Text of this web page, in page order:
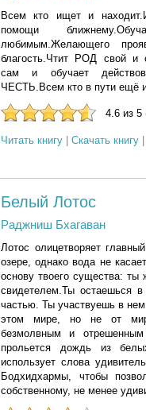
Всем кто ищет и
помощи
любимым.Желающего
благость.Чтит РОД свой и
сам и обучает
ЧЕСТЬ.Всем кто в пути ещё
4.6 из 5
Читать книгу Скачать книгу
Белый Лотос
Раджниш Бхагаван
Лотос олицетворяет
озере, однако вода не
основу твоего существа:
свидетелем.Ты остаешься
частью. Ты участвуешь в
этом мире, но не от
безмолвным и
прольется дождь из
использует слова
Бодхидхармы, чтобы
собственному, не менее